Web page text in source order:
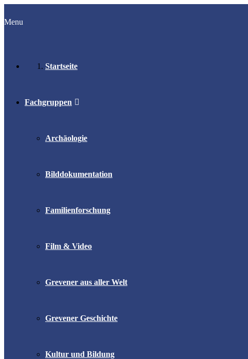
Menu
Startseite
Fachgruppen
Archäologie
Bilddokumentation
Familienforschung
Film & Video
Grevener aus aller Welt
Grevener Geschichte
Kultur und Bildung